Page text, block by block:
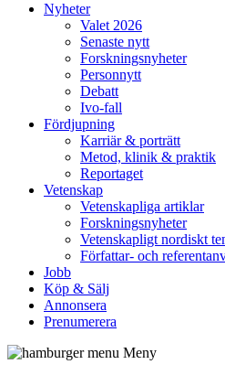
Nyheter
Valet 2026
Senaste nytt
Forskningsnyheter
Personnytt
Debatt
Ivo-fall
Fördjupning
Karriär & porträtt
Metod, klinik & praktik
Reportaget
Vetenskap
Vetenskapliga artiklar
Forskningsnyheter
Vetenskapligt nordiskt
Författar- och
Jobb
Köp & Sälj
Annonsera
Prenumerera
Meny